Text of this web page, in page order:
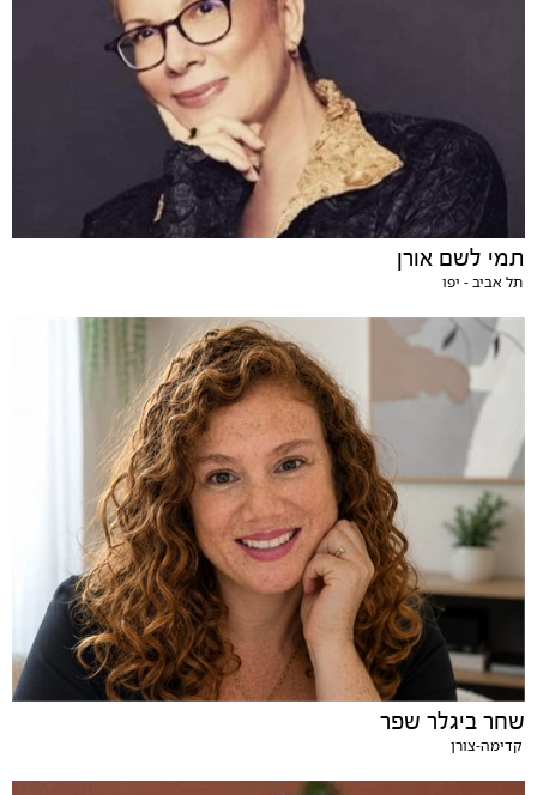
תמי לשם אורן
תל אביב - יפו
שחר ביגלר שפר
קדימה-צורן